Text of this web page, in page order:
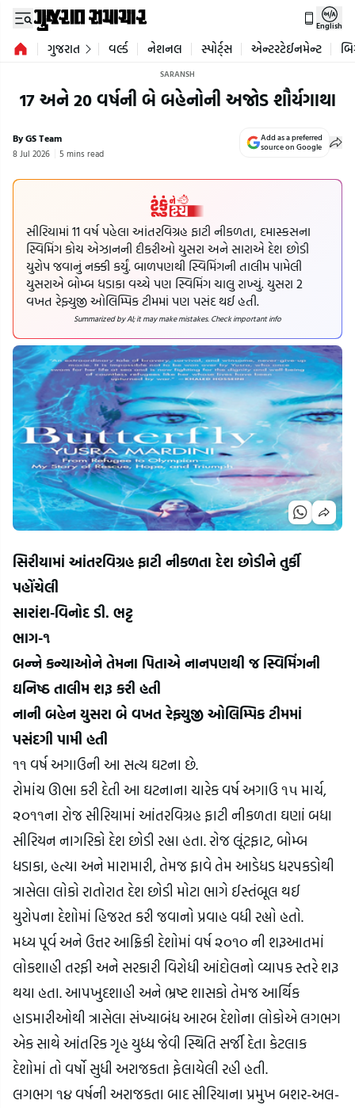
English
ગુજરાત વર્લ્ડ નેશનલ સ્પોર્ટ્સ એન્ટરટેઈનમેન્ટ
SARANSH
17 અને 20 વર્ષની બે બહેનોની અજોડ શૌર્યગાથા
By GS Team
8 Jul 2026 5 mins read
Add as a preferred
source on Google
સીરિયામાં 11 વર્ષ પહેલા આંતરવિગ્રહ ફાટી નીકળતા, દમાસ્કસના
સ્વિમિંગ કોચ એઝાનની દીકરીઓ યુસરા અને સારાએ દેશ છોડી
યુરોપ જવાનું નક્કી કર્યું. બાળપણથી સ્વિમિંગની તાલીમ પામેલી
યુસરાએ બોમ્બ ધડાકા વચ્ચે પણ સ્વિમિંગ ચાલુ રાખ્યું. યુસરા 2
વખત રેફ્યુજી ઓલિમ્પિક ટીમમાં પણ પસંદ થઈ હતી.
Summarized by AI; it may make mistakes. Check important info
સિરીયામાં આંતરવિગ્રહ ફાટી નીકળતા દેશ છોડીને તુર્કી
પહોંચેલી
સારાંશ-વિનોદ ડી. ભટ્ટ
ભાગ-૧
બન્ને કન્યાઓને તેમના પિતાએ નાનપણથી જ સ્વિમિંગની
ઘનિષ્ઠ તાલીમ શરૂ કરી હતી
નાની બહેન યુસરા બે વખત રેફ્યુજી ઓલિમ્પિક ટીમમાં
પસંદગી પામી હતી
૧૧ વર્ષ અગાઉની આ સત્ય ઘટના છે.
રોમાંચ ઊભા કરી દેતી આ ઘટનાના ચારેક વર્ષ અગાઉ ૧૫ માર્ચ,
૨૦૧૧ના રોજ સીરિયામાં આંતરવિગ્રહ ફાટી નીકળતા ઘણાં બધા
સીરિયન નાગરિકો દેશ છોડી રહ્યા હતા. રોજ લૂંટફાટ, બોમ્બ
ધડાકા, હત્યા અને મારામારી, તેમજ ફાવે તેમ આડેધડ ધરપકડોથી
ત્રાસેલા લોકો રાતોરાત દેશ છોડી મોટા ભાગે ઈસ્તંબૂલ થઈ
યુરોપના દેશોમાં હિજરત કરી જવાનો પ્રવાહ વધી રહ્યો હતો.
મધ્ય પૂર્વ અને ઉત્તર આફ્રિકી દેશોમાં વર્ષ ૨૦૧૦ ની શરૂઆતમાં
લોકશાહી તરફી અને સરકારી વિરોધી આંદોલનો વ્યાપક સ્તરે શરૂ
થયા હતા. આપખુદશાહી અને ભ્રષ્ટ શાસકો તેમજ આર્થિક
હાડમારીઓથી ત્રાસેલા સંખ્યાબંધ આરબ દેશોના લોકોએ લગભગ
એક સાથે આંતરિક ગૃહ યુધ્ધ જેવી સ્થિતિ સર્જી દેતા કેટલાક
દેશોમાં તો વર્ષો સુધી અરાજકતા ફેલાયેલી રહી હતી.
લગભગ ૧૪ વર્ષની અરાજકતા બાદ સીરિયાના પ્રમુખ બશર-અલ-